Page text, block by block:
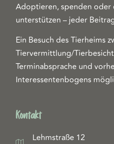
Adoptieren, spenden oder
unterstützen – jeder
Ein Besuch des Tierheims
Tiervermittlung/
Terminabsprache und
Interessentenbogens
Kontakt
Lehmstraße 12